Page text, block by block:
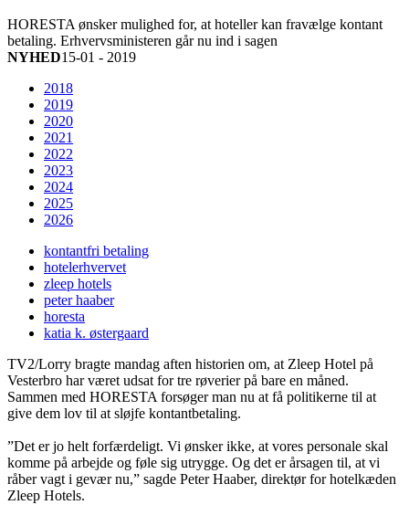
HORESTA ønsker mulighed for, at hoteller kan fravælge kontant
betaling. Erhvervsministeren går nu ind i sagen
NYHED15-01 - 2019
2018
2019
2020
2021
2022
2023
2024
2025
2026
kontantfri betaling
hotelerhvervet
zleep hotels
peter haaber
horesta
katia k. østergaard
TV2/Lorry bragte mandag aften historien om, at Zleep Hotel på
Vesterbro har været udsat for tre røverier på bare en måned.
Sammen med HORESTA forsøger man nu at få politikerne til at
give dem lov til at sløjfe kontantbetaling.
”Det er jo helt forfærdeligt. Vi ønsker ikke, at vores personale skal
komme på arbejde og føle sig utrygge. Og det er årsagen til, at vi
råber vagt i gevær nu,” sagde Peter Haaber, direktør for hotelkæden
Zleep Hotels.